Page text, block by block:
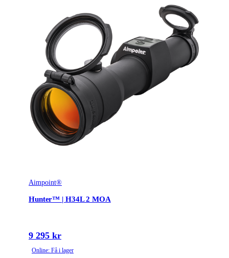
Aimpoint®
Hunter™ | H34L 2 MOA
9 295 kr
Online: Få i lager